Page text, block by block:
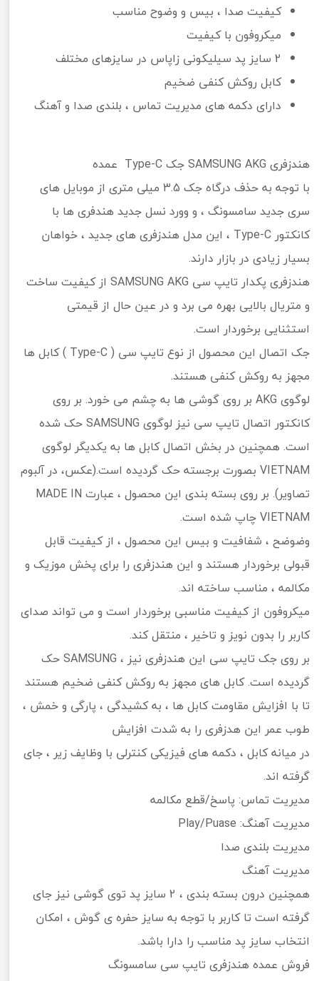
کیفیت صدا ، بیس و وضوح مناسب
میکروفون با کیفیت
2 سایز پد سیلیکونی زاپاس در سایزهای مختلف
کابل روکش کنفی ضخیم
دارای دکمه های مدیریت تماس ، بلندی صدا و آهنگ
هندزفری SAMSUNG AKG جک Type-C عمده
با توجه به حذف درگاه جک 3.5 میلی متری از موبایل های
سری جدید سامسونگ ، و وورد نسل جدید هندفری ها با
کانکتور Type-C ، این مدل هندزفری های جدید ، خواهان
بسیار زیادی در بازار دارند.
هندزفری پکدار تایپ سی SAMSUNG AKG از کیفیت ساخت
و متریال بالایی بهره می برد و در عین حال از قیمتی
استثنایی برخوردار است.
جک اتصال این محصول از نوع تایپ سی ( Type-C ) کابل ها
مجهز به روکش کنفی هستند.
لوگوی AKG بر روی گوشی ها به چشم می خورد. بر روی
کانکتور اتصال تایپ سی نیز لوگوی SAMSUNG حک شده
است. همچنین در بخش اتصال کابل ها به یکدیگر لوگوی
VIETNAM بصورت برجسته حک گردیده است.(عکس، در آلبوم
تصاویر). بر روی بسته بندی این محصول ، عبارت MADE IN
VIETNAM چاپ شده است.
وضوضح ، شفافیت و بیس این محصول ، از کیفیت قابل
قبولی برخوردار هستند و این هندزفری را برای پخش موزیک و
مکالمه ، مناسب ساخته اند.
میکروفون از کیفیت مناسبی برخوردار است و می تواند صدای
کاربر را بدون نویز و تاخیر ، منتقل کند.
بر روی جک تایپ سی این هندزفری نیز ، SAMSUNG حک
گردیده است. کابل های مجهز به روکش کنفی ضخیم هستند
تا با افزایش مقاومت کابل ها ، به کشیدگی ، پارگی و خمش ،
طوب عمر این هدزفری را به شدت افزایش
در میانه کابل ، دکمه های فیزیکی کنترلی با وظایف زیر ، جای
گرفته اند.
مدیریت تماس: پاسخ/قطع مکالمه
مدیریت آهنگ: Play/Puase
مدیریت بلندی صدا
مدیریت آهنگ
همچنین درون بسته بندی ، 2 سایز پد توی گوشی نیز جای
گرفته است تا کاربر با توجه به سایز حفره ی گوش ، امکان
انتخاب سایز پد مناسب را دارا باشد.
فروش عمده هندزفری تایپ سی سامسونگ